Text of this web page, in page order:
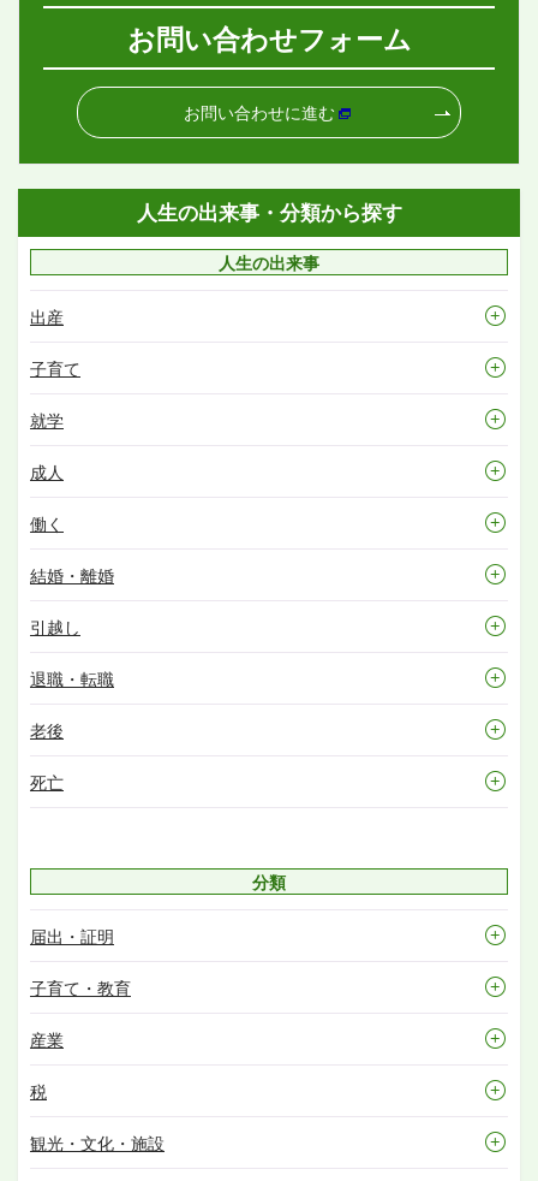
お問い合わせフォーム
お問い合わせに進む
人生の出来事・分類から探す
人生の出来事
出産
子育て
就学
成人
働く
結婚・離婚
引越し
退職・転職
老後
死亡
分類
届出・証明
子育て・教育
産業
税
観光・文化・施設